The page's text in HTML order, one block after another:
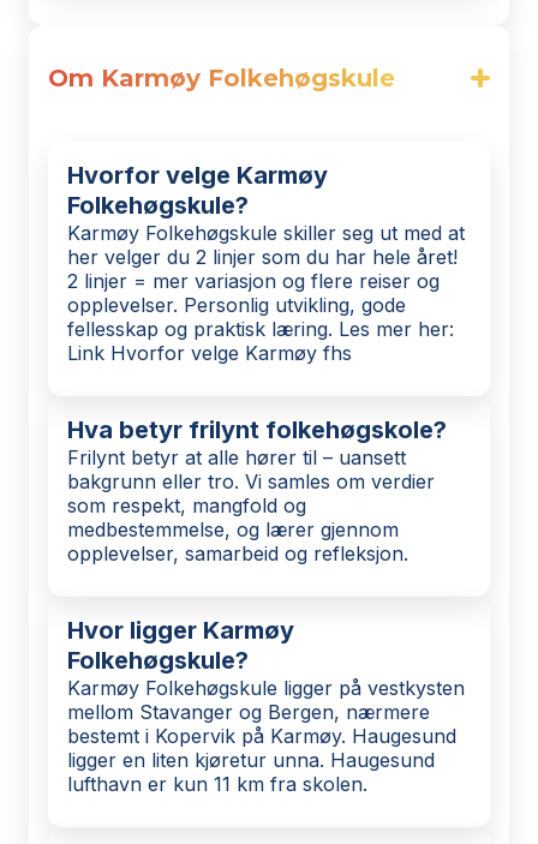
Om Karmøy Folkehøgskule
Hvorfor velge Karmøy
Folkehøgskule?
Karmøy Folkehøgskule skiller seg ut med at
her velger du 2 linjer som du har hele året!
2 linjer = mer variasjon og flere reiser og
opplevelser. Personlig utvikling, gode
fellesskap og praktisk læring. Les mer her:
Link Hvorfor velge Karmøy fhs
Hva betyr frilynt folkehøgskole?
Frilynt betyr at alle hører til – uansett
bakgrunn eller tro. Vi samles om verdier
som respekt, mangfold og
medbestemmelse, og lærer gjennom
opplevelser, samarbeid og refleksjon.
Hvor ligger Karmøy
Folkehøgskule?
Karmøy Folkehøgskule ligger på vestkysten
mellom Stavanger og Bergen, nærmere
bestemt i Kopervik på Karmøy. Haugesund
ligger en liten kjøretur unna. Haugesund
lufthavn er kun 11 km fra skolen.